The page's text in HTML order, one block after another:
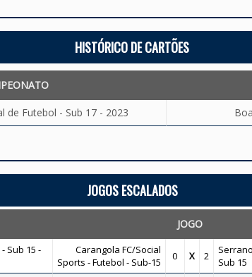
HISTÓRICO DE CARTÕES
de Futebol - Sub 17 - 2023
JOGOS ESCALADOS
JOGO
Sub 15 -
Carangola FC/Social
Sports - Futebol - Sub-15
0 X 2
Sub 15